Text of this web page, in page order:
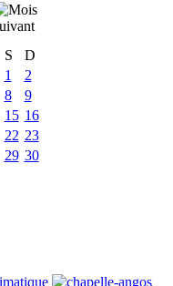
S
D
1
2
8
9
15 16
22 23
29 30